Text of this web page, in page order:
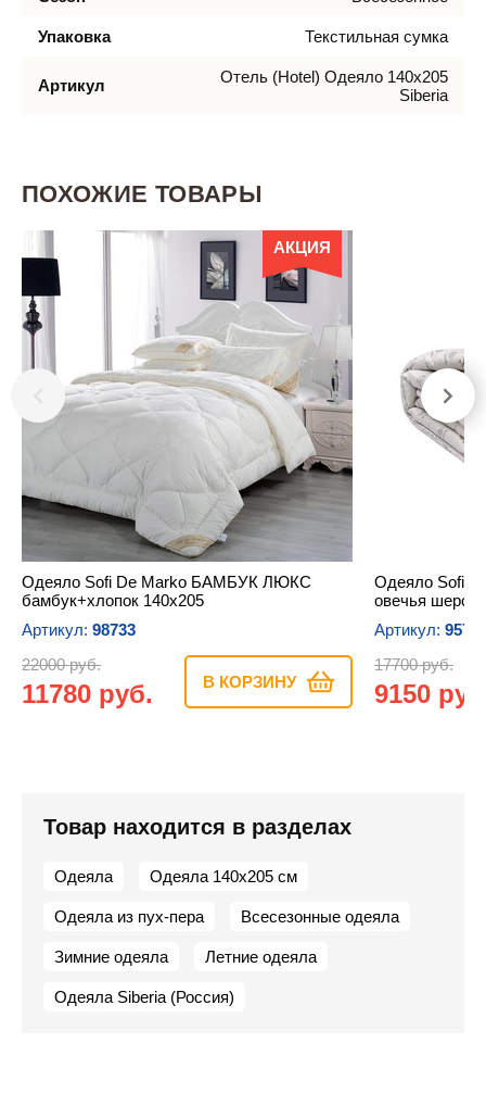
Упаковка Текстильная сумка
Артикул
Отель (Hotel) Одеяло 140х205
Siberia
ПОХОЖИЕ ТОВАРЫ
АКЦИЯ
Одеяло Sofi De Marko БАМБУК ЛЮКС
бамбук+хлопок 140х205
Артикул: 98733
22000 руб.
11780 руб. В КОРЗИНУ
Одеяло Sofi
овечья
Артикул:
17700 руб.
9150
Товар находится в разделах
Одеяла Одеяла 140х205 см
Одеяла из пух-пера Всесезонные одеяла
Зимние одеяла Летние одеяла
Одеяла Siberia (Россия)